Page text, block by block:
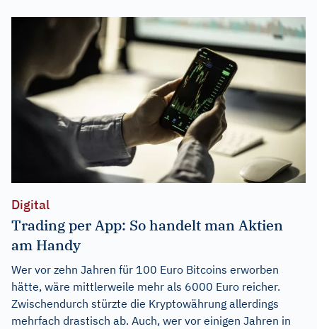
Digital
Trading per App: So handelt man Aktien
am Handy
Wer vor zehn Jahren für 100 Euro Bitcoins erworben
hätte, wäre mittlerweile mehr als 6000 Euro reicher.
Zwischendurch stürzte die Kryptowährung allerdings
mehrfach drastisch ab. Auch, wer vor einigen Jahren in